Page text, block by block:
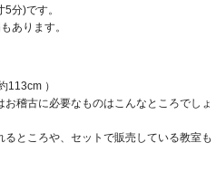
分)です。
あります。
113cm ）
稽古に必要なものはこんなところでしょ
ところや、セットで販売している教室も